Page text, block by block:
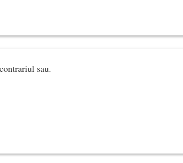
sau.